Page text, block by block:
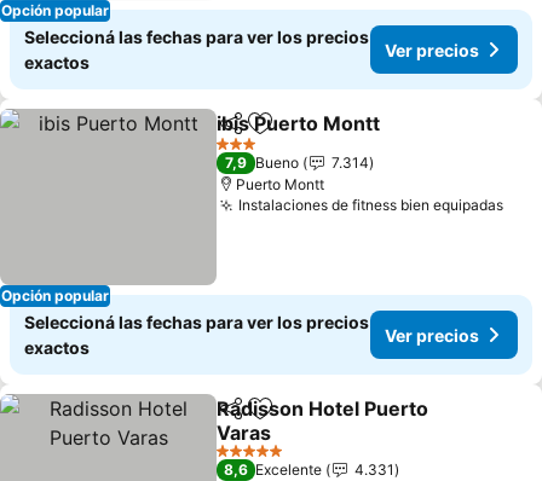
Opción popular
Seleccioná las fechas para ver los precios
exactos
Ver precios
Opción popular
CompartirAñadir a favoritos
ibis Puerto Montt
3 Estrellas
7,9 Bueno
7.314
Puerto Montt
Instalaciones de fitness bien equipadasVer
Seleccioná las fechas para ver los precios
exactos
Ver precios
CompartirAñadir a favoritos
Radisson Hotel Puerto
Varas
Ver precios
5 Estrellas
8,6 Excelente
4.331